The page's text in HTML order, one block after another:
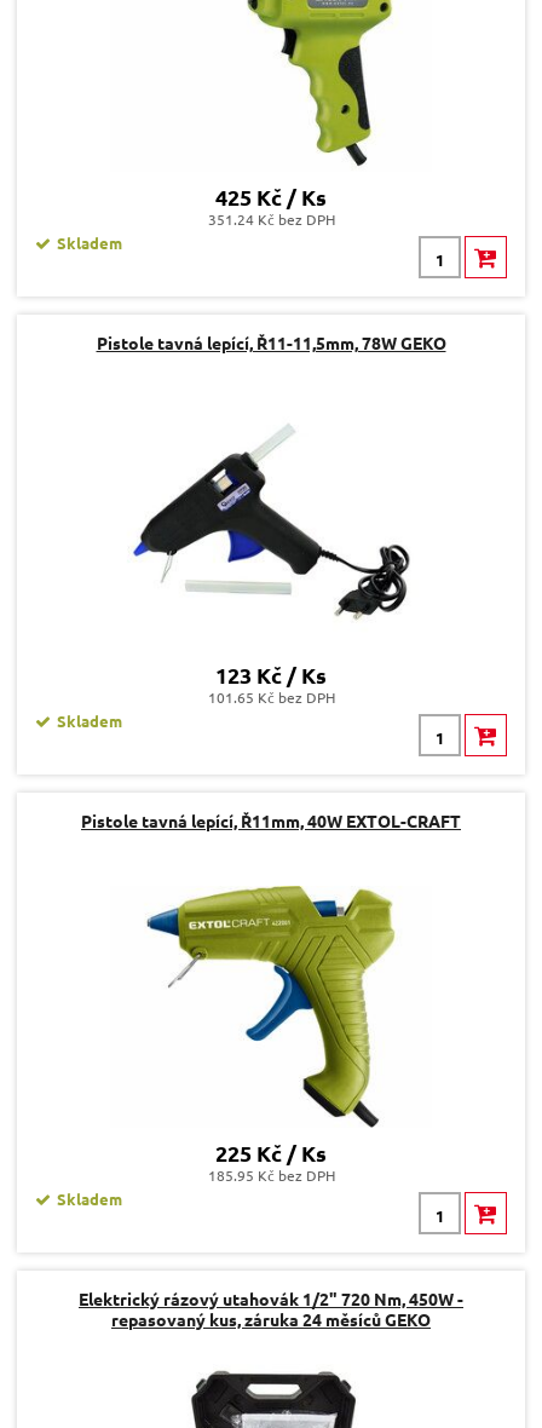
425 Kč / Ks
351.24 Kč bez DPH
Skladem
Pistole tavná lepící, Ř11-11,5mm, 78W GEKO
123 Kč / Ks
101.65 Kč bez DPH
Skladem
Pistole tavná lepící, Ř11mm, 40W EXTOL-CRAFT
225 Kč / Ks
185.95 Kč bez DPH
Skladem
Elektrický rázový utahovák 1/2" 720 Nm, 450W -
repasovaný kus, záruka 24 měsíců GEKO